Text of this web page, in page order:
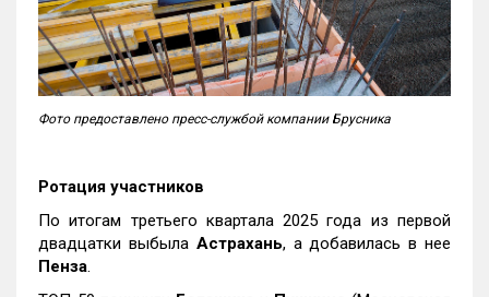
Фото предоставлено пресс-службой компании Брусника
Ротация участников
По итогам третьего квартала 2025 года из первой
двадцатки выбыла Астрахань, а добавилась в нее
Пенза.